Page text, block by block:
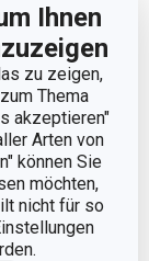
Ihnen
zu zeigen,
Thema
akzeptieren"
Arten von
können Sie
möchten,
nicht für so